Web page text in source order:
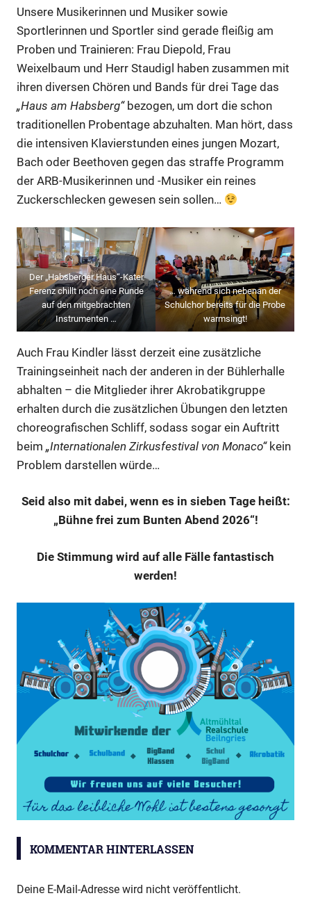
Unsere Musikerinnen und Musiker sowie
Sportlerinnen und Sportler sind gerade fleißig am
Proben und Trainieren: Frau Diepold, Frau
Weixelbaum und Herr Staudigl haben zusammen mit
ihren diversen Chören und Bands für drei Tage das
„Haus am Habsberg“bezogen, um dort die schon
traditionellen Probentage abzuhalten. Man hört, dass
die intensiven Klavierstunden eines jungen Mozart,
Bach oder Beethoven gegen das straffe Programm
der ARB-Musikerinnen und -Musiker ein reines
Zuckerschlecken gewesen sein sollen…
Der „Habsberger Haus“-Kater
Ferenz chillt noch eine Runde
auf den mitgebrachten
Instrumenten …
… während sich nebenan der
Schulchor bereits für die Probe
warmsingt!
Auch Frau Kindler lässt derzeit eine zusätzliche
Trainingseinheit nach der anderen in der Bühlerhalle
abhalten – die Mitglieder ihrer Akrobatikgruppe
erhalten durch die zusätzlichen Übungen den letzten
choreografischen Schliff, sodass sogar ein Auftritt
beim „Internationalen Zirkusfestival von Monaco“kein
Problem darstellen würde…
Seid also mit dabei, wenn es in sieben Tage heißt:
„Bühne frei zum Bunten Abend 2026“!
Die Stimmung wird auf alle Fälle fantastisch
werden!
Abend
KOMMENTAR HINTERLASSEN
Deine E-Mail-Adresse wird nicht veröffentlicht.